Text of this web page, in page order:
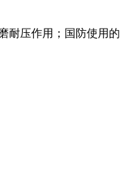
压作用；国防使用